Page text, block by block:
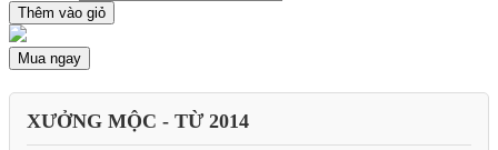
Thêm vào giỏ
Mua ngay
XƯỞNG MỘC - TỪ 2014